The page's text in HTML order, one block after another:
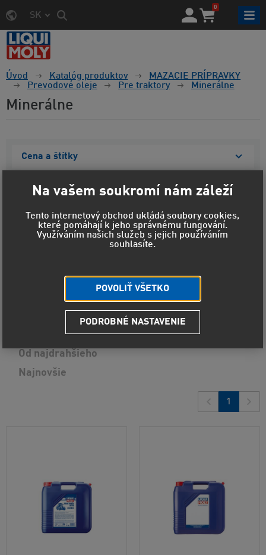
SK
0
Úvod Katalóg produktov
MAZACIE PRÍPRAVKY
Prevodové oleje
Pre traktory Minerálne
Minerálne
Cena a štítky
Materiál obalu
Viskozita
Predvolené radenie
Od najlacnejšieho
Od najdrahšieho
Najnovšie
1
Na vašem soukromí nám záleží
Tento internetový obchod ukládá soubory cookies,
které pomáhají k jeho správnému fungování.
Využíváním našich služeb s jejich používáním
souhlasíte.
POVOLIŤ VŠETKO
PODROBNÉ NASTAVENIE